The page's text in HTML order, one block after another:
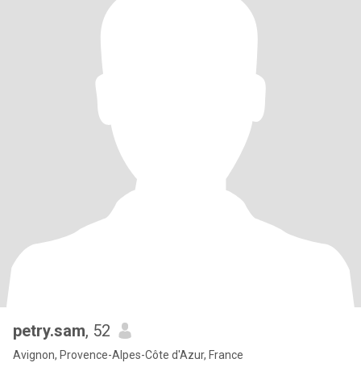
petry.sam, 52
Avignon, Provence-Alpes-Côte d'Azur, France